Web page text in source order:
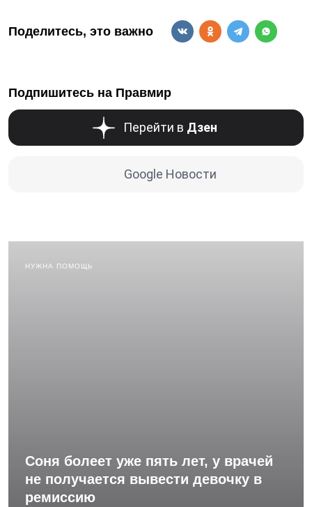
Поделитесь, это важно
Подпишитесь на Правмир
Перейти в Дзен
Google Новости
НУЖНА ПОМОЩЬ
Соня болеет уже пять лет, у врачей
не получается вывести девочку в
ремиссию